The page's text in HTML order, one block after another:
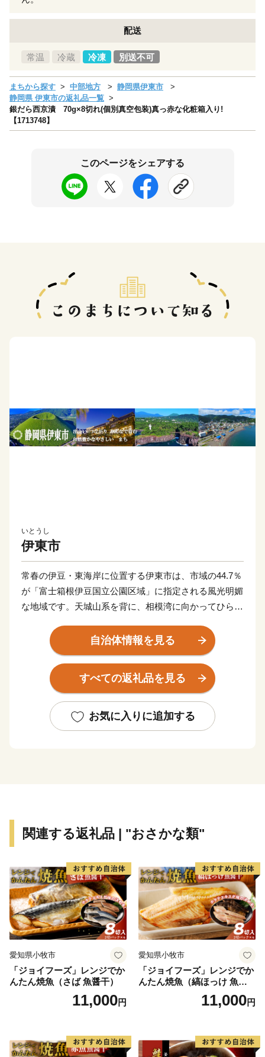
配送
常温 冷蔵 冷凍 別送不可
まちから探す 中部地方
静岡県伊東市
静岡県 伊東市の返礼品一覧
銀だら西京漬 70g×8切れ(個別真空包装)真っ赤な化粧箱入り!
【1713748】
このページをシェアする
いとうし
伊東市
常春の伊豆・東海岸に位置する伊東市は、市域の44.7％
が「富士箱根伊豆国立公園区域」に指定される風光明媚
な地域です。天城山系を背に、相模湾に向かってひらけ
ゾート地として多くの人を魅了しています。また、伊豆
半島は２０１８年にユネスコ世界ジオパークに認定さ
れ、市内には大室山や城ケ崎祈願などのジオサイトが数
多く点在しています。これだけの豊かな自然に囲まれて
クセスの良さも魅力の一つです。四季を通じて温暖な気
候に恵まれた環境の中で、市民は生涯にわたり心身とも
是非、伊東市へお越しください。
自治体情報を見る
すべての返礼品を見る
お気に入りに追加する
関連する返礼品 | "おさかな類"
愛知県小牧市
「ジョイフーズ」レンジでか
んたん焼魚（さば 魚醤干）
11,000円
愛知県小牧市
「ジョイフーズ」レンジでか
んたん焼魚（縞ほっけ 魚醤
11,000円